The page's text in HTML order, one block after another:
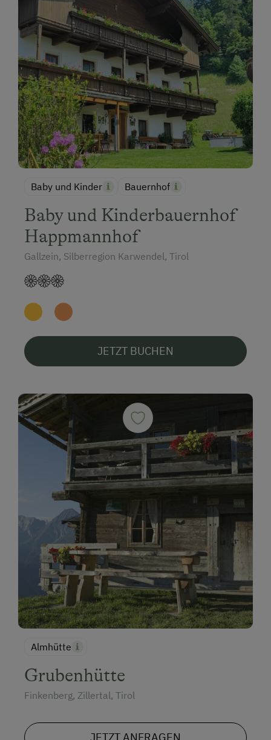
Baby und Kinder Bauernhof
Baby und Kinderbauernhof
Happmannhof
Gallzein, Silberregion Karwendel, Tirol
JETZT BUCHEN
Almhütte
Grubenhütte
Finkenberg, Zillertal, Tirol
JETZT ANFRAGEN